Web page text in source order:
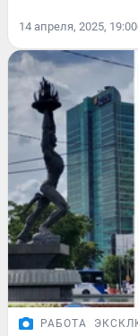
14 апреля, 2025, 19:00
РАБОТА